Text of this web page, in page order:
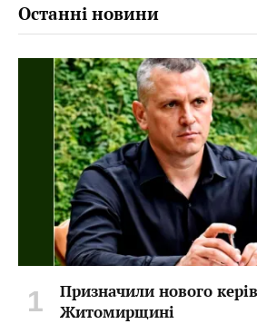
Останні новини
Призначили нового
Житомирщині